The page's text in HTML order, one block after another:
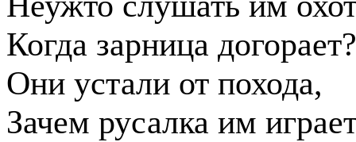
Когда зарница догорает?
Они устали от похода,
Зачем русалка им